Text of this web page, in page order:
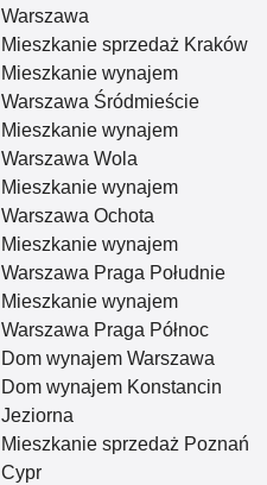
Warszawa
Mieszkanie sprzedaż Kraków
Mieszkanie wynajem
Warszawa Śródmieście
Mieszkanie wynajem
Warszawa Wola
Mieszkanie wynajem
Warszawa Ochota
Mieszkanie wynajem
Warszawa Praga Południe
Mieszkanie wynajem
Warszawa Praga Północ
Dom wynajem Warszawa
Dom wynajem Konstancin
Jeziorna
Mieszkanie sprzedaż Poznań
Cypr